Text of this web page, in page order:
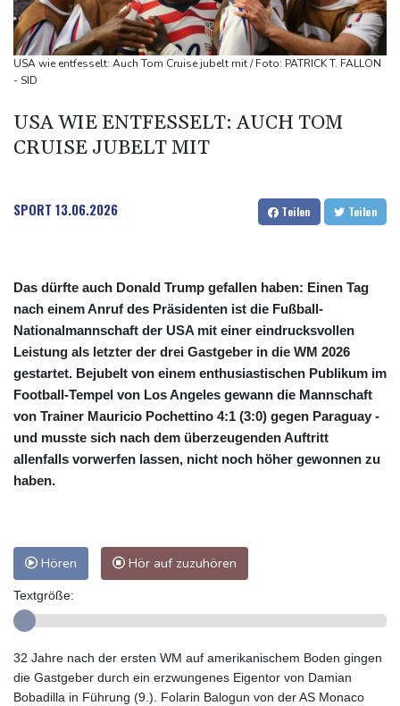
Schwimm-EM: Eikermann und Rösler gewinnen Silber und Bronze
Syrische Staatsmedien: Bombe in Kleinbus nahe Damaskus
explodiert
Drohne in Leipzig
42,2 Grad: Allzeit-Hitzerekord in der Slowakei nach nur einem
USA wie entfesselt: Auch Tom Cruise jubelt mit / Foto: PATRICK T. FALLON
- SID
USA WIE ENTFESSELT: AUCH TOM
CRUISE JUBELT MIT
SPORT 13.06.2026 Teilen Teilen
Das dürfte auch Donald Trump gefallen haben: Einen Tag
nach einem Anruf des Präsidenten ist die Fußball-
Nationalmannschaft der USA mit einer eindrucksvollen
Leistung als letzter der drei Gastgeber in die WM 2026
gestartet. Bejubelt von einem enthusiastischen Publikum im
Football-Tempel von Los Angeles gewann die Mannschaft
von Trainer Mauricio Pochettino 4:1 (3:0) gegen Paraguay -
und musste sich nach dem überzeugenden Auftritt
allenfalls vorwerfen lassen, nicht noch höher gewonnen zu
haben.
Hören Hör auf zuzuhören
Textgröße:
32 Jahre nach der ersten WM auf amerikanischem Boden gingen
die Gastgeber durch ein erzwungenes Eigentor von Damian
Bobadilla in Führung (9.). Folarin Balogun von der AS Monaco